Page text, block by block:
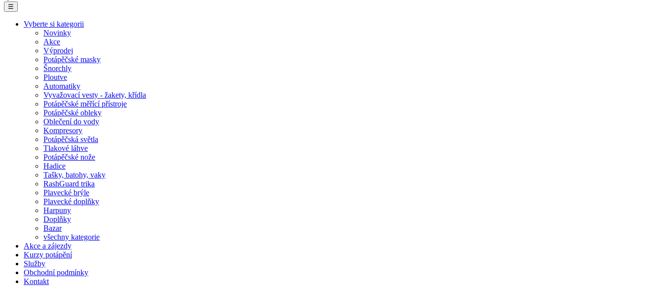
☰
Vyberte si kategorii
Novinky
Akce
Výprodej
Potápěčské masky
Šnorchly
Ploutve
Automatiky
Vyvažovací vesty - žakety, křídla
Potápěčské měřící přístroje
Potápěčské obleky
Oblečení do vody
Kompresory
Potápěčská světla
Tlakové láhve
Potápěčské nože
Hadice
Tašky, batohy, vaky
RashGuard trika
Plavecké brýle
Plavecké doplňky
Harpuny
Doplňky
Bazar
všechny kategorie
Akce a zájezdy
Kurzy potápění
Služby
Obchodní podmínky
Kontakt